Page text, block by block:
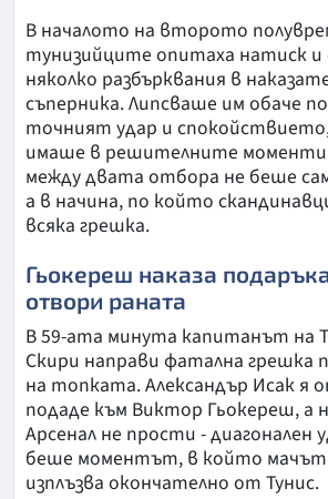
В началото на второто
тунизийците опитаха натиск и
няколко разбърквания в
съперника. Липсваше им обаче
точният удар и
имаше в решителните
между двата отбора не беше
а в начина, по който
всяка грешка.
Гьокереш наказа
отвори раната
В 59-ата минута капитанът на
Скири направи фатална грешка
на топката. Александър Исак я
подаде към Виктор Гьокереш, а
Арсенал не прости - диагонален
беше моментът, в който мачът
изплъзва окончателно от Тунис.